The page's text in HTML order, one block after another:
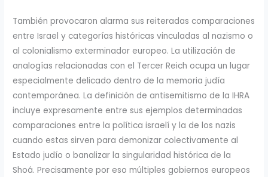
También provocaron alarma sus reiteradas comparaciones
entre Israel y categorías históricas vinculadas al nazismo o
al colonialismo exterminador europeo. La utilización de
analogías relacionadas con el Tercer Reich ocupa un lugar
especialmente delicado dentro de la memoria judía
contemporánea. La definición de antisemitismo de la IHRA
incluye expresamente entre sus ejemplos determinadas
comparaciones entre la política israelí y la de los nazis
cuando estas sirven para demonizar colectivamente al
Estado judío o banalizar la singularidad histórica de la
Shoá. Precisamente por eso múltiples gobiernos europeos